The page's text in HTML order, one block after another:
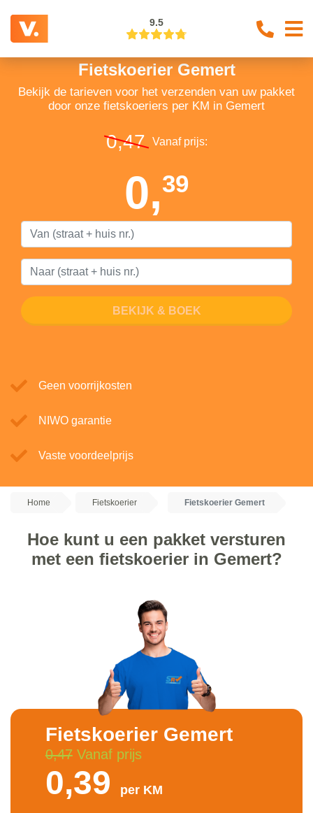
9.5
Fietskoerier Gemert
Bekijk de tarieven voor het verzenden van uw pakket
door onze fietskoeriers per KM in Gemert
0,47 Vanaf prijs:
0,39
BEKIJK & BOEK
Geen voorrijkosten
NIWO garantie
Vaste voordeelprijs
Home Fietskoerier Fietskoerier Gemert
Hoe kunt u een pakket versturen
met een fietskoerier in Gemert?
Fietskoerier Gemert
0,47Vanaf prijs
0,39 per KM